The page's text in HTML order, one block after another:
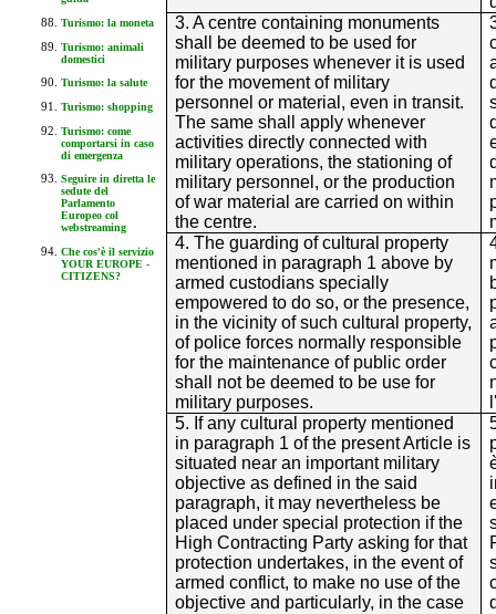
Turismo: la moneta
Turismo: animali
domestici
Turismo: la salute
Turismo: shopping
Turismo: come
comportarsi in caso
di emergenza
Seguire in diretta le
sedute del
Parlamento
Europeo col
webstreaming
Che cos'è il servizio
YOUR EUROPE -
CITIZENS?
3. A centre containing monuments
shall be deemed to be used for
military purposes whenever it is used
for the movement of military
personnel or material, even in transit.
The same shall apply whenever
activities directly connected with
military operations, the stationing of
military personnel, or the production
of war material are carried on within
the centre.
4. The guarding of cultural property
mentioned in paragraph 1 above by
armed custodians specially
empowered to do so, or the presence,
in the vicinity of such cultural property,
of police forces normally responsible
for the maintenance of public order
shall not be deemed to be use for
military purposes.
5. If any cultural property mentioned
in paragraph 1 of the present Article is
situated near an important military
objective as defined in the said
paragraph, it may nevertheless be
placed under special protection if the
High Contracting Party asking for that
protection undertakes, in the event of
armed conflict, to make no use of the
objective and particularly, in the case